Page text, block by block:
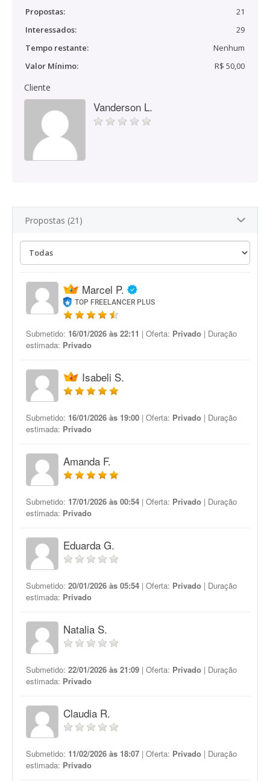
Propostas:
21
Interessados:
29
Tempo restante:
Nenhum
Valor Mínimo:
R$ 50,00
Cliente
Vanderson L.
Propostas (21)
Marcel P.
TOP FREELANCER PLUS
Submetido: 16/01/2026 às 22:11 | Oferta: Privado | Duração
estimada: Privado
Isabeli S.
Submetido: 16/01/2026 às 19:00 | Oferta: Privado | Duração
estimada: Privado
Amanda F.
Submetido: 17/01/2026 às 00:54 | Oferta: Privado | Duração
estimada: Privado
Eduarda G.
Submetido: 20/01/2026 às 05:54 | Oferta: Privado | Duração
estimada: Privado
Natalia S.
Submetido: 22/01/2026 às 21:09 | Oferta: Privado | Duração
estimada: Privado
Claudia R.
Submetido: 11/02/2026 às 18:07 | Oferta: Privado | Duração
estimada: Privado